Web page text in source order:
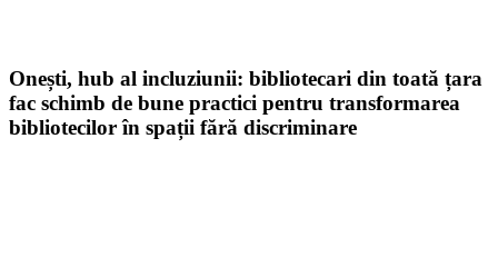
Onești, hub al incluziunii: bibliotecari din toată țara
fac schimb de bune practici pentru transformarea
bibliotecilor în spații fără discriminare